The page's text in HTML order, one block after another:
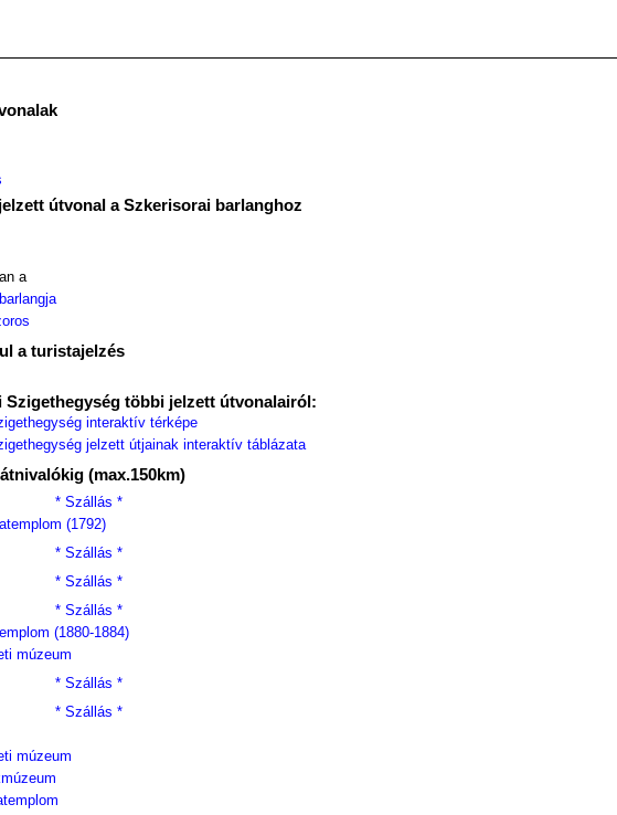
útvonal a Szkerisorai barlanghoz
a
a turistajelzés
többi jelzett útvonalairól:
interaktív térképe
jelzett útjainak interaktív táblázata
(max.150km)
* Szállás *
(1792)
* Szállás *
* Szállás *
* Szállás *
(1880-1884)
múzeum
* Szállás *
* Szállás *
múzeum